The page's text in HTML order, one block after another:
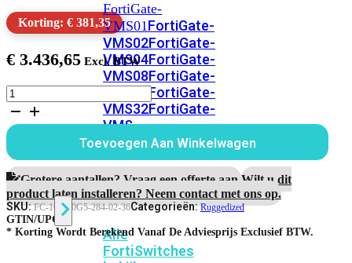
FortiGate-
VMS01FortiGate-
VMS02FortiGate-
VMS04FortiGate-
VMS08FortiGate-
FortiGate-
VMS32FortiGate-
VMS
Unlimited
Switch
Alle
FortiSwitches
Korting: € 381,35
€ 3.436,65
FortiGateRugged-
70G-
DUAL
3
Jaar
FortiCare
Elite
Support
aantal
Toevoegen Aan Winkelwagen
Grotere aantallen? Vraag een offerte aan.Wilt u dit
product laten installeren? Neem contact met ons op.
SKU:FC-10-F70G5-284-02-36Categorieën:Ruggedized
GTIN/UPC:
* Korting Wordt Berekend Vanaf De Adviesprijs Exclusief BTW.